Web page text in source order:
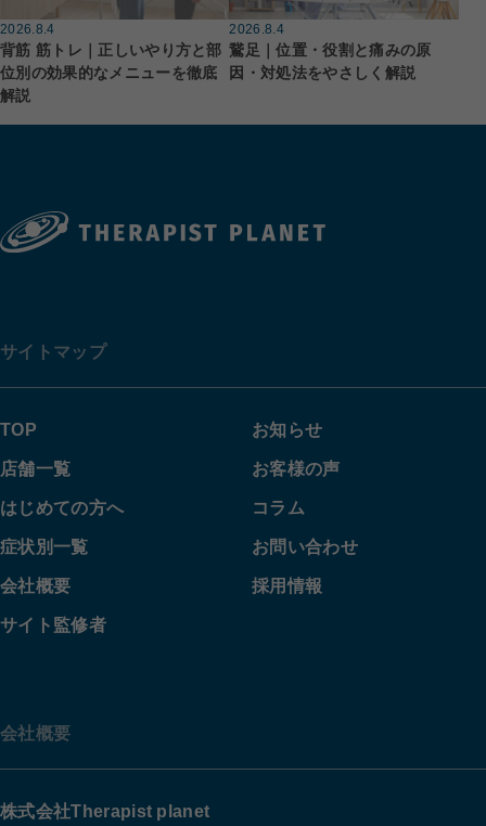
2026.8.4
背筋 筋トレ｜正しいやり方と部
位別の効果的なメニューを徹底
解説
2026.8.4
鵞足｜位置・役割と痛みの原
因・対処法をやさしく解説
サイトマップ
TOP
店舗一覧
はじめての方へ
症状別一覧
会社概要
サイト監修者
お知らせ
お客様の声
コラム
お問い合わせ
採用情報
会社概要
株式会社Therapist planet